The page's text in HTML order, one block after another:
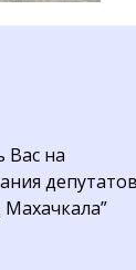
Вас на
депутатов
Махачкала”